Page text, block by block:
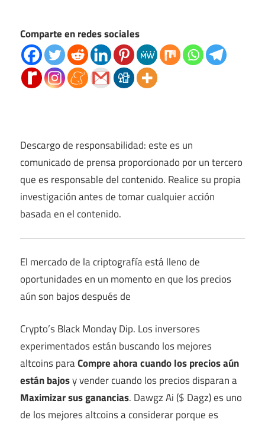
Comparte en redes sociales
Descargo de responsabilidad: este es un
comunicado de prensa proporcionado por un tercero
que es responsable del contenido. Realice su propia
investigación antes de tomar cualquier acción
basada en el contenido.
El mercado de la criptografía está lleno de
oportunidades en un momento en que los precios
aún son bajos después de
Crypto’s Black Monday Dip. Los inversores
experimentados están buscando los mejores
altcoins paraCompre ahora cuando los precios aún
están bajosy vender cuando los precios disparan a
Maximizar sus ganancias. Dawgz Ai ($ Dagz) es uno
de los mejores altcoins a considerar porque es